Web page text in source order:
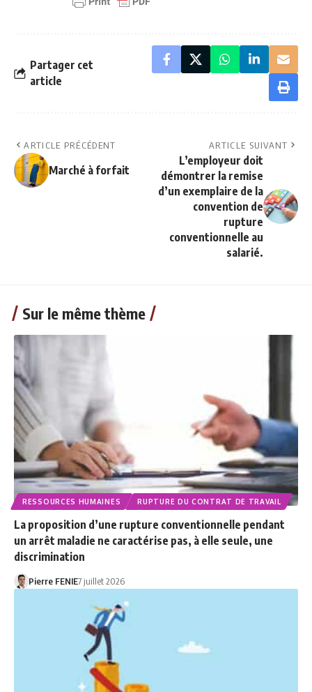
Partager cet
article
ARTICLE PRÉCÉDENT
Marché à forfait
ARTICLE SUIVANT
L’employeur doit
démontrer la remise
d’un exemplaire de la
convention de
rupture
conventionnelle au
salarié.
Sur le même thème
RESSOURCES HUMAINES RUPTURE DU CONTRAT DE TRAVAIL
La proposition d’une rupture conventionnelle pendant
un arrêt maladie ne caractérise pas, à elle seule, une
discrimination
Pierre FENIE7 juillet 2026